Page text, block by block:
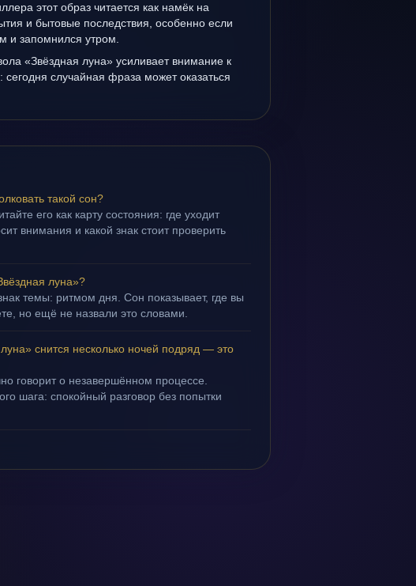
этот образ читается как намёк на
и бытовые последствия, особенно если
и запомнился утром.
«Звёздная луна» усиливает внимание к
сегодня случайная фраза может оказаться
такой сон?
его как карту состояния: где уходит
внимания и какой знак стоит проверить
луна»?
темы: ритмом дня. Сон показывает, где вы
но ещё не назвали это словами.
снится несколько ночей подряд — это
говорит о незавершённом процессе.
шага: спокойный разговор без попытки